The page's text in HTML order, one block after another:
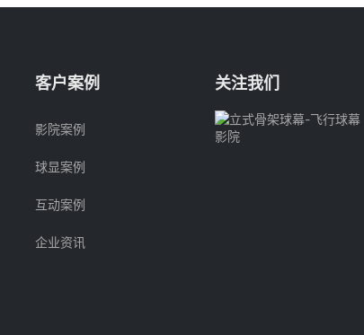
客户案例
影院案例
球显案例
互动案例
企业资讯
关注我们